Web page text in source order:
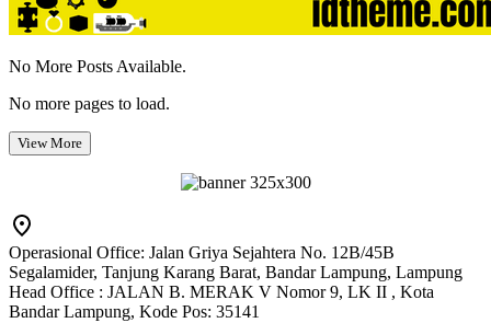
No More Posts Available.
No more pages to load.
View More
Operasional Office: Jalan Griya Sejahtera No. 12B/45B
Segalamider, Tanjung Karang Barat, Bandar Lampung, Lampung
Head Office : JALAN B. MERAK V Nomor 9, LK II , Kota
Bandar Lampung, Kode Pos: 35141